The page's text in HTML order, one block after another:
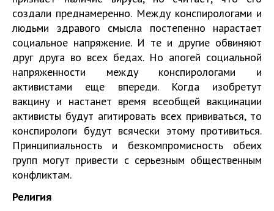
создали преднамеренно. Между конспирологами и
людьми здравого смысла постепенно нарастает
социальное напряжение. И те и другие обвиняют
друг друга во всех бедах. Но апогей социальной
напряженности между конспирологами и
активистами еще впереди. Когда изобретут
вакцину и настанет время всеобщей вакцинации
активисты будут агитировать всех прививаться, то
конспирологи будут всячески этому противиться.
Принципиальность и безкомпромисность обеих
групп могут привести с серьезным общественным
конфликтам.
Религия